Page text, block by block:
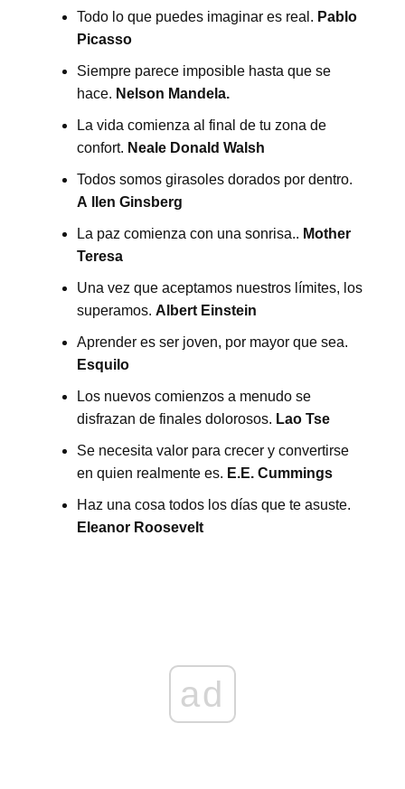
Todo lo que puedes imaginar es real. Pablo
Picasso
Siempre parece imposible hasta que se
hace. Nelson Mandela.
La vida comienza al final de tu zona de
confort. Neale Donald Walsh
Todos somos girasoles dorados por dentro.
A
llen Ginsberg
La paz comienza con una sonrisa.. Mother
Teresa
Una vez que aceptamos nuestros límites, los
superamos. Albert Einstein
Aprender es ser joven, por mayor que sea.
Esquilo
Los nuevos comienzos a menudo se
disfrazan de finales dolorosos. Lao Tse
Se necesita valor para crecer y convertirse
en quien realmente es. E.E. Cummings
Haz una cosa todos los días que te asuste.
Eleanor Roosevelt
ad